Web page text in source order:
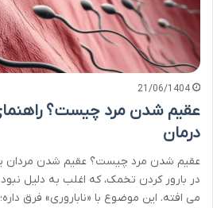
21/06/1404
عقیم شدن مرد چیست؟
درمان
عقیم شدن مرد چیست؟ عقیم شدن مردان
در بارور کردن تخمک، که اغلب به دلیل
می افته. این موضوع با «ناباروری» فرق